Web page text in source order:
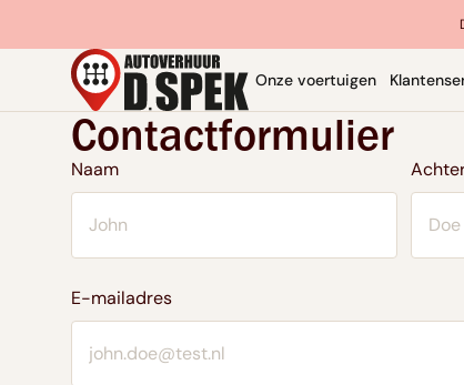
Onze voertuigen
Contactformulier
Naam
E-mailadres